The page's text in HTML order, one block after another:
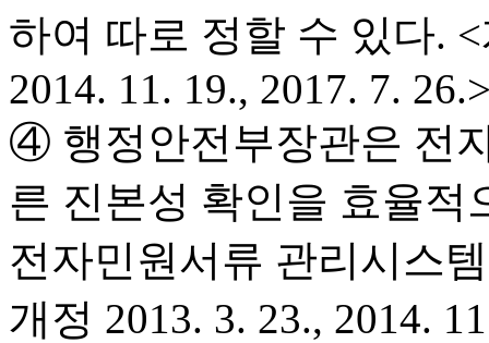
하여 따로 정할 수 있다. <
2014. 11. 19., 2017. 7.
④ 행정안전부장관은 전
른 진본성 확인을 효율적
전자민원서류 관리시스
개정 2013. 3. 23., 2014.